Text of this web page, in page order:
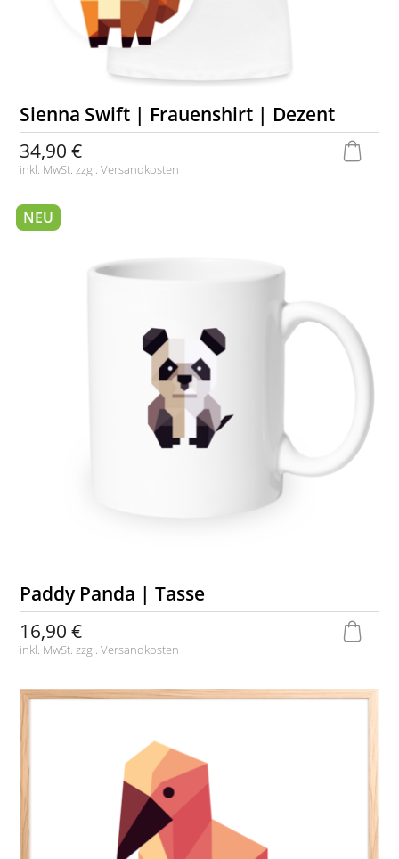
Sienna Swift | Frauenshirt | Dezent
34,90 €
inkl. MwSt. zzgl.Versandkosten
Paddy Panda | Tasse
16,90 €
inkl. MwSt. zzgl.Versandkosten
NEU